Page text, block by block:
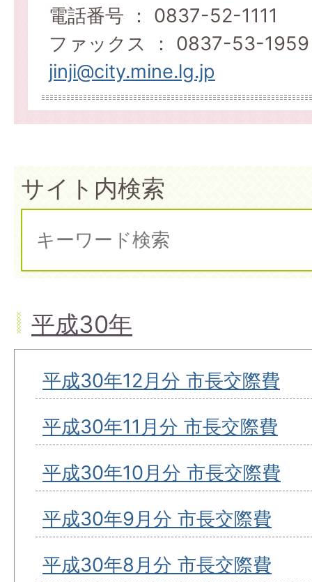
電話番号 ： 0837-52-1111
ファックス ： 0837-53-1959
jinji@city.mine.lg.jp
サイト内検索
平成30年
平成30年12月分 市長交際費
平成30年11月分 市長交際費
平成30年10月分 市長交際費
平成30年9月分 市長交際費
平成30年8月分 市長交際費